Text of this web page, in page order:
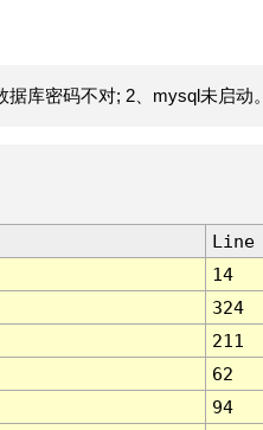
库密码不对; 2、mysql未启动。
Line
14
324
211
62
94